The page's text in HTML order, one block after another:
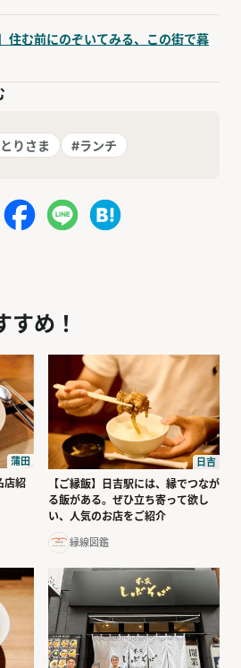
住む前にのぞいてみる、この街で暮
りさま #ランチ
すめ！
蒲田
店紹
日吉
【ご縁飯】日吉駅には、縁でつなが
る飯がある。ぜひ立ち寄って欲し
い、人気のお店をご紹介
縁線図鑑